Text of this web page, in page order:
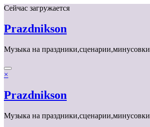
Перейти
содержимому
Сейчас загружается
Prazdnikson
Музыка на праздники,сценарии,минусовки
×
Prazdnikson
Музыка на праздники,сценарии,минусовки